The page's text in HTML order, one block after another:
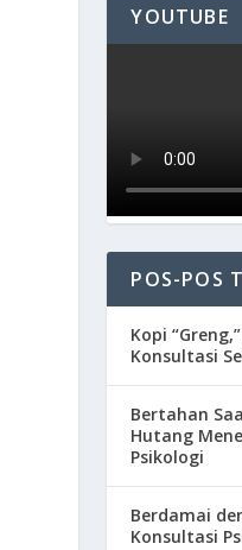
YOUTUBE
POS-POS
Kopi
Konsultasi
Bertahan
Hutang
Psikologi
Berdamai
Konsultasi